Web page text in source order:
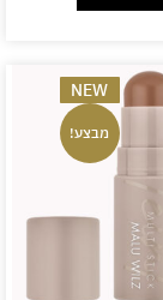
NEW
מבצע!